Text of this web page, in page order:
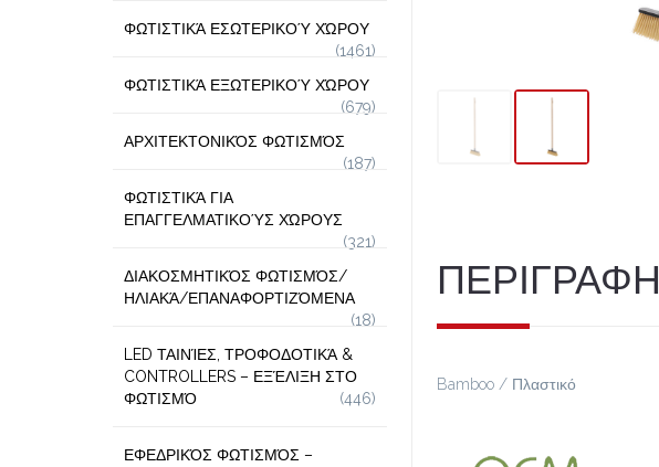
ΠΕΡΙΓΡΑΦΗ
Bamboo / Πλαστικό
ΦΩΤΙΣΤΙΚΆ ΕΣΩΤΕΡΙΚΟΎ ΧΏΡΟΥ
(1461)
ΦΩΤΙΣΤΙΚΆ ΕΞΩΤΕΡΙΚΟΎ ΧΏΡΟΥ
(679)
ΑΡΧΙΤΕΚΤΟΝΙΚΌΣ ΦΩΤΙΣΜΌΣ
(187)
ΦΩΤΙΣΤΙΚΆ ΓΙΑ
ΕΠΑΓΓΕΛΜΑΤΙΚΟΎΣ ΧΏΡΟΥΣ
(321)
ΔΙΑΚΟΣΜΗΤΙΚΌΣ ΦΩΤΙΣΜΌΣ/
ΗΛΙΑΚΆ/ΕΠΑΝΑΦΟΡΤΙΖΌΜΕΝΑ
(18)
LED ΤΑΙΝΊΕΣ, ΤΡΟΦΟΔΟΤΙΚΆ &
CONTROLLERS – ΕΞΈΛΙΞΗ ΣΤΟ
ΦΩΤΙΣΜΌ
(446)
ΕΦΕΔΡΙΚΌΣ ΦΩΤΙΣΜΌΣ –